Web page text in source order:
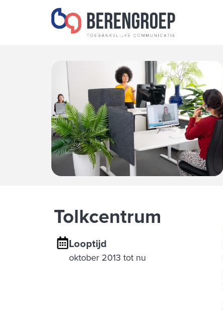
Tolkcentrum
Looptijd
oktober 2013 tot nu